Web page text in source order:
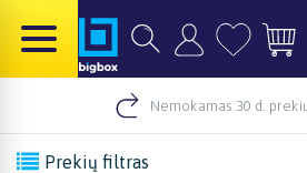
Nemokamas 30 d.
Prekių filtras